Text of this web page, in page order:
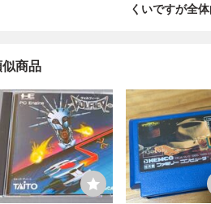
くいですが全
商品